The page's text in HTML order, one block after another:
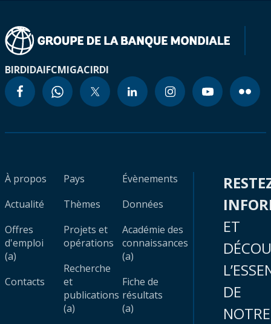
BIRDIDAIFCMIGACIRDI
À propos
Actualité
Offres
d'emploi
(a)
Contacts
Pays
Thèmes
Projets et
opérations
Recherche
et
publications
(a)
Évènements
Données
Académie des
connaissances
(a)
Fiche de
résultats
(a)
ET
DE
NOTRE